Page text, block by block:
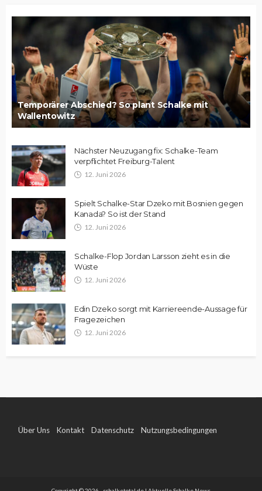
Temporärer Abschied? So plant Schalke mit
Wallentowitz
Nächster Neuzugang fix: Schalke-Team
verpflichtet Freiburg-Talent
12. Juni 2026
Spielt Schalke-Star Dzeko mit Bosnien gegen
Kanada? So ist der Stand
12. Juni 2026
Schalke-Flop Jordan Larsson zieht es in die
Wüste
12. Juni 2026
Edin Dzeko sorgt mit Karriereende-Aussage für
Fragezeichen
12. Juni 2026
Über Uns Kontakt Datenschutz Nutzungsbedingungen